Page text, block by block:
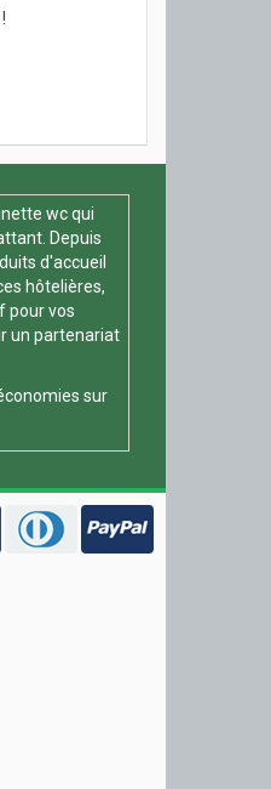
wc qui
Depuis
d'accueil
hôtelières,
pour vos
un partenariat
sur